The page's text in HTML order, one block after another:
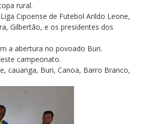
rural.
Cipoense de Futebol Arildo Leone,
Gilbertão, e os presidentes dos
a abertura no povoado Buri.
campeonato.
cauanga, Buri, Canoa, Barro Branco,